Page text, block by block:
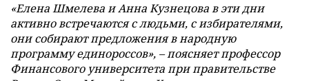
«Елена Шмелева и Анна Кузнецова в эти дни
активно встречаются с людьми, с избирателями,
они собирают предложения в народную
программу единороссов», – поясняет профессор
Финансового университета при правительстве